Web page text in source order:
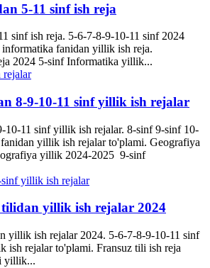
5-11 sinf ish reja
sinf ish reja. 5-6-7-8-9-10-11 sinf 2024
fanidan yillik ish reja.
2024 5-sinf Informatika yillik...
8-9-10-11 sinf yillik ish rejalar
10-11 sinf yillik ish rejalar. 8-sinf 9-sinf 10-
yillik ish rejalar to'plami. Geografiya
yillik 2024-2025 9-sinf
tilidan yillik ish rejalar 2024
yillik ish rejalar 2024. 5-6-7-8-9-10-11 sinf
ish rejalar to'plami. Fransuz tili ish reja
yillik...